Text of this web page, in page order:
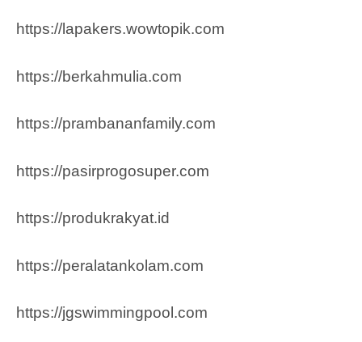
https://lapakers.wowtopik.com
https://berkahmulia.com
https://prambananfamily.com
https://pasirprogosuper.com
https://produkrakyat.id
https://peralatankolam.com
https://jgswimmingpool.com